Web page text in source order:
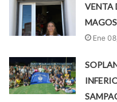
VENTA
MAGOS
Ene